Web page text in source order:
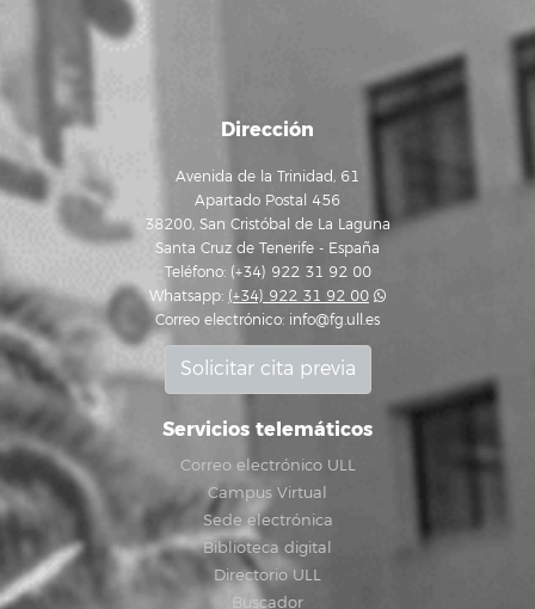
Dirección
Avenida de la Trinidad, 61
Apartado Postal 456
38200, San Cristóbal de La Laguna
Santa Cruz de Tenerife - España
Teléfono: (+34) 922 31 92 00
Whatsapp: (+34) 922 31 92 00
Correo electrónico: info@fg.ull.es
Solicitar cita previa
Servicios telemáticos
Correo electrónico ULL
Campus Virtual
Sede electrónica
Biblioteca digital
Directorio ULL
Buscador